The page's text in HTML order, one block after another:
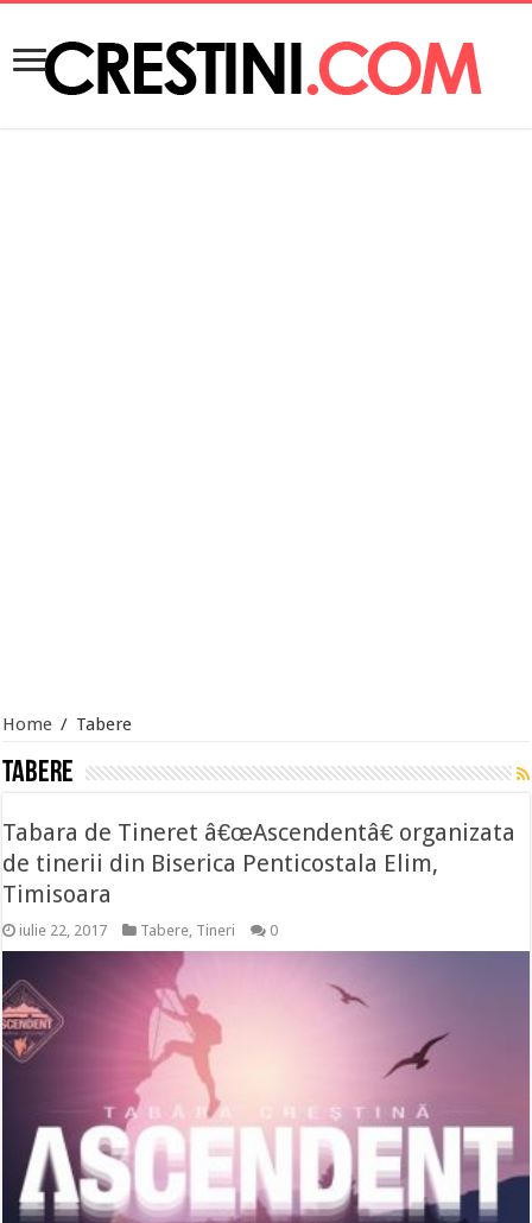
Home / Tabere
Tabere
Tabara de Tineret â€œAscendentâ€ organizata
de tinerii din Biserica Penticostala Elim,
Timisoara
iulie 22, 2017 Tabere, Tineri 0